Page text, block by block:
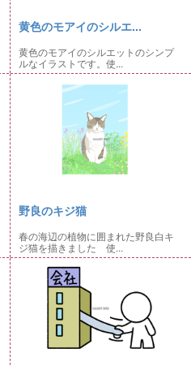
黄色のモアイのシルエ...
黄色のモアイのシルエットのシンプ
ルなイラストです。使...
野良のキジ猫
春の海辺の植物に囲まれた野良白キ
ジ猫を描きました 使...